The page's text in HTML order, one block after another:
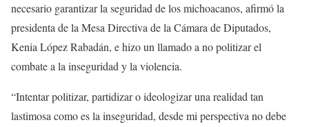
necesario garantizar la seguridad de los michoacanos, afirmó la
presidenta de la Mesa Directiva de la Cámara de Diputados,
Kenia López Rabadán, e hizo un llamado a no politizar el
combate a la inseguridad y la violencia.
“Intentar politizar, partidizar o ideologizar una realidad tan
lastimosa como es la inseguridad, desde mi perspectiva no debe